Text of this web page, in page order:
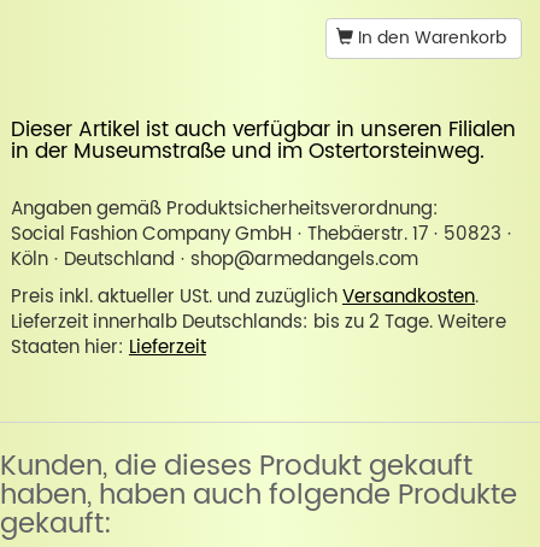
In den Warenkorb
Dieser Artikel ist auch verfügbar in unseren Filialen
in der Museumstraßeund imOstertorsteinweg.
Angaben gemäß Produktsicherheitsverordnung:
Social Fashion Company GmbH · Thebäerstr. 17 · 50823 ·
Köln · Deutschland · shop@armedangels.com
Preis inkl. aktueller USt. und zuzüglichVersandkosten.
Lieferzeit innerhalb Deutschlands: bis zu 2 Tage. Weitere
Staaten hier: Lieferzeit
Kunden, die dieses Produkt gekauft
haben, haben auch folgende Produkte
gekauft: